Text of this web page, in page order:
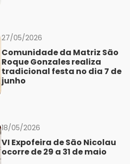
27/05/2026
Comunidade da Matriz São
Roque Gonzales realiza
tradicional festa no dia 7 de
junho
18/05/2026
VI Expofeira de São Nicolau
ocorre de 29 a 31 de maio